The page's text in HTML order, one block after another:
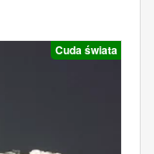
Cuda świata